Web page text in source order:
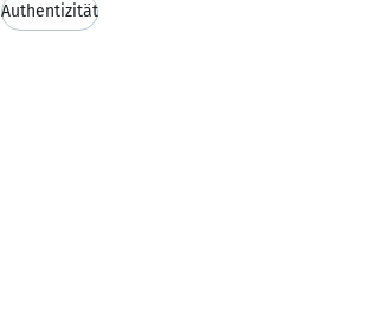
Authentizität